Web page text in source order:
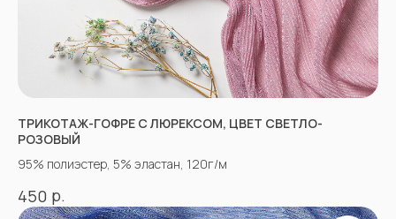
ТРИКОТАЖ-ГОФРЕ С ЛЮРЕКСОМ, ЦВЕТ СВЕТЛО-
РОЗОВЫЙ
95% полиэстер, 5% эластан, 120г/м
450 р.
НЕ НАШЛИ НУЖНУЮ
ТКАНЬ? ОСТАЛИСЬ
ВОПРОСЫ?
Заполните форму, и наши менеджеры
помогут вам с выбором и ответят на все